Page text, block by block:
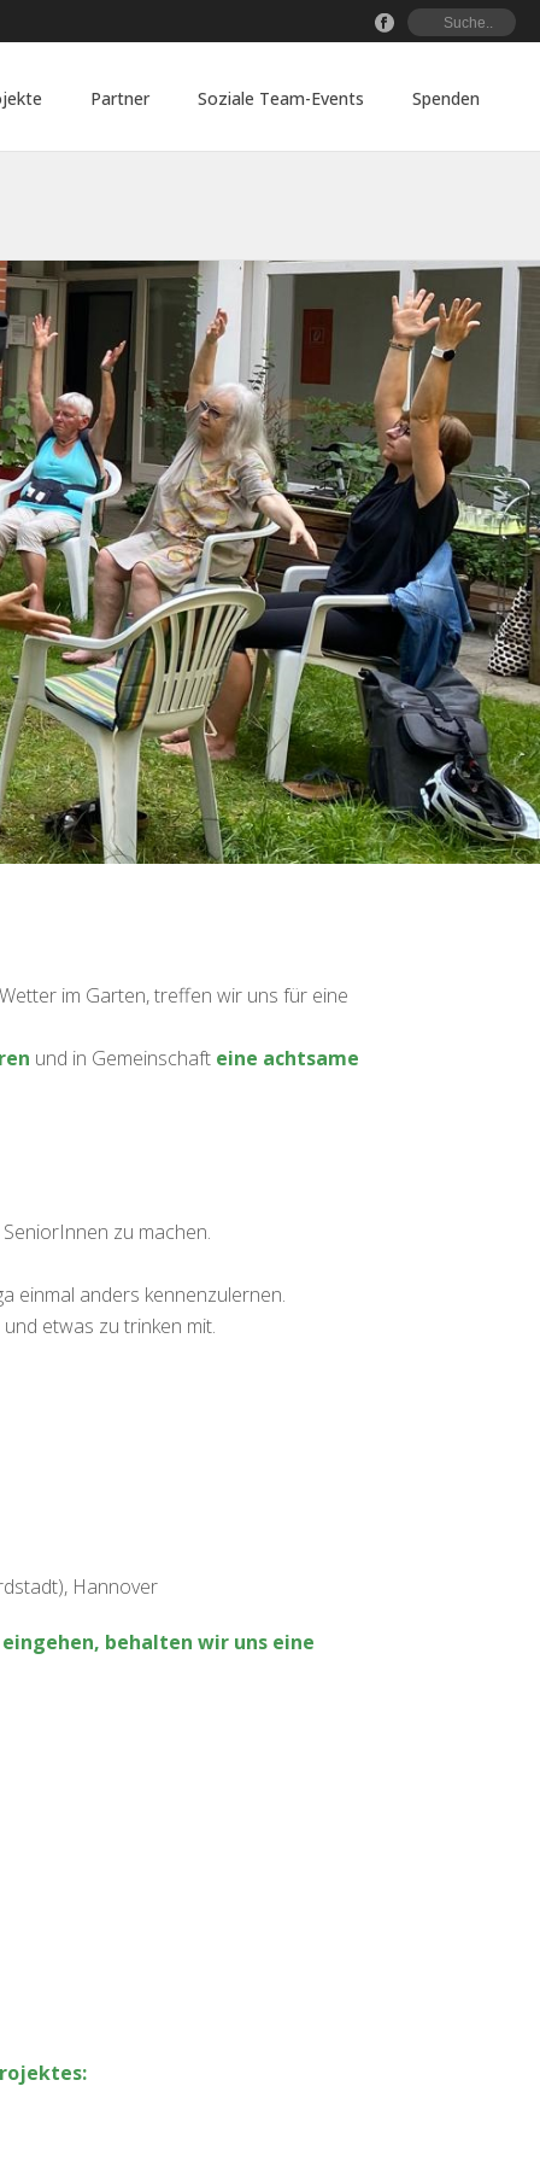
Partner Soziale Team-Events Spenden
im Garten, treffen wir uns für eine
und in Gemeinschaft eine achtsame
zu machen.
einmal anders kennenzulernen.
etwas zu trinken mit.
Hannover
behalten wir uns eine